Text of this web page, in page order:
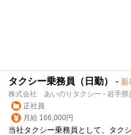
タクシー乗務員（日勤） - 新
株式会社 あいのりタクシー - 岩手県
正社員
月給 166,000円
当社タクシー乗務員として、タク